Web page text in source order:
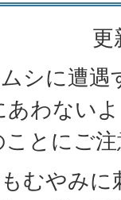
更
シに遭遇
わない
とにご
むやみに